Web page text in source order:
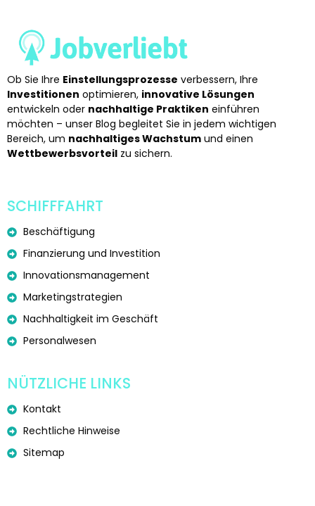
Ob Sie Ihre Einstellungsprozesse verbessern, Ihre
Investitionen optimieren, innovative Lösungen
entwickeln oder nachhaltige Praktiken einführen
möchten – unser Blog begleitet Sie in jedem wichtigen
Bereich, um nachhaltiges Wachstum und einen
Wettbewerbsvorteil zu sichern.
SCHIFFFAHRT
Beschäftigung
Finanzierung und Investition
Innovationsmanagement
Marketingstrategien
Nachhaltigkeit im Geschäft
Personalwesen
NÜTZLICHE LINKS
Kontakt
Rechtliche Hinweise
Sitemap